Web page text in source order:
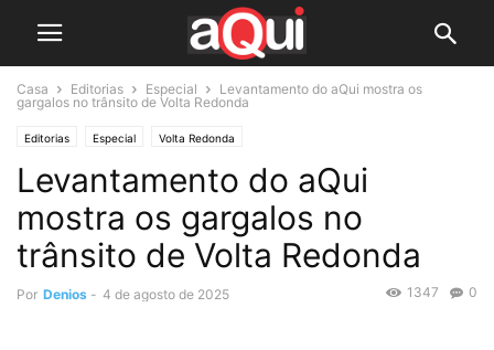
Casa Editorias Especial
Levantamento do aQui mostra os
gargalos no trânsito de Volta Redonda
Editorias Especial Volta Redonda
Levantamento do aQui
mostra os gargalos no
trânsito de Volta Redonda
Por Denios - 4 de agosto de 2025 0
1347